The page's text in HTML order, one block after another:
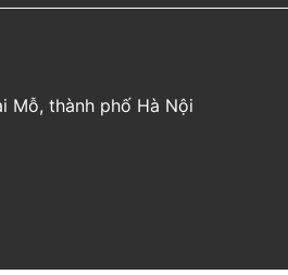
Mỗ, thành phố Hà Nội